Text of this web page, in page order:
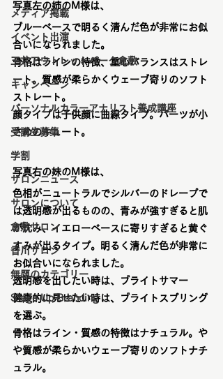
メディア掲載
イベント出演
三井アウトレットパーク倉敷
キャンペーン
パーソナルカラーアナリスト養成講座
受講生募集
学割
サロンニュース
サロンについて
倉敷サロン
香川サロン
無題のカテゴリー
Stage Up Branding
写真左の姉のM様は、
ブルーベースで明るく清んだ色が非常にお似
合いになられました。
骨格はラインの特徴、重心バランスはストレ
ート。質感が柔らかくウェーブ寄りのソフト
ストレート。
顔タイプは子供顔に曲線タイプ。パーツが小
さめのキュート。
写真右の妹のM様は、
色相がニュートラルでシルバーのドレープで
は透明感が出るものの、青みが強すぎると肌
が沈み、イエローベースに寄りすぎると黄ぐ
すみが出るタイプ。明るく清んだ色が非常に
お似合いになられました。
透明感を出したい時は、ブライトサマー
健康的に見せたい時は、ブライトスプリング
を選ぶ。
骨格はライン・質感の特徴はナチュラル。や
や質感が柔らかいウェーブ寄りのソフトナチ
ュラル。